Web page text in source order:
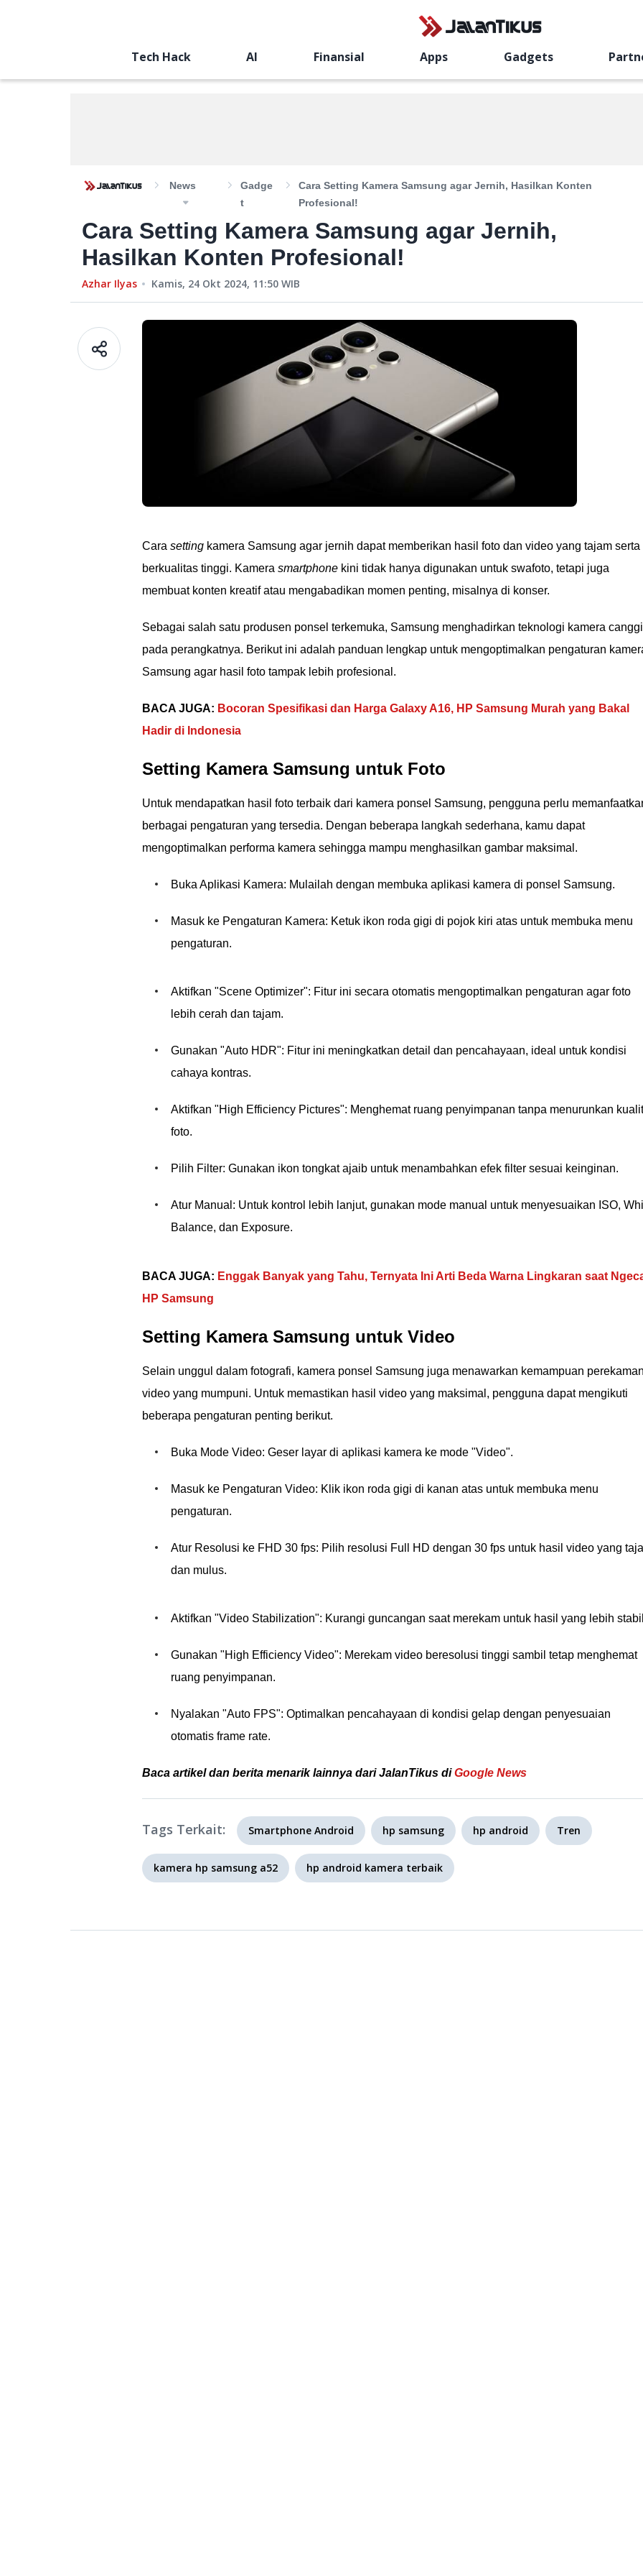
Tech Hack AI Finansial Apps Gadgets
News
Gadge
T
Cara Setting Kamera Samsung agar Jernih, Hasilkan Konten
Profesional!
Cara Setting Kamera Samsung agar Jernih,
Hasilkan Konten Profesional!
Azhar Ilyas Kamis, 24 Okt 2024, 11:50 WIB
Cara setting kamera Samsung agar jernih dapat memberikan hasil foto dan video yang tajam serta
berkualitas tinggi. Kamera smartphone kini tidak hanya digunakan untuk swafoto, tetapi juga
membuat konten kreatif atau mengabadikan momen penting, misalnya di konser.
Sebagai salah satu produsen ponsel terkemuka, Samsung menghadirkan teknologi kamera
pada perangkatnya. Berikut ini adalah panduan lengkap untuk mengoptimalkan pengaturan
Samsung agar hasil foto tampak lebih profesional.
BACA JUGA: Bocoran Spesifikasi dan Harga Galaxy A16, HP Samsung Murah yang Bakal
Hadir di Indonesia
Setting Kamera Samsung untuk Foto
Untuk mendapatkan hasil foto terbaik dari kamera ponsel Samsung, pengguna perlu
berbagai pengaturan yang tersedia. Dengan beberapa langkah sederhana, kamu dapat
mengoptimalkan performa kamera sehingga mampu menghasilkan gambar maksimal.
Buka Aplikasi Kamera: Mulailah dengan membuka aplikasi kamera di ponsel Samsung.
Masuk ke Pengaturan Kamera: Ketuk ikon roda gigi di pojok kiri atas untuk membuka menu
pengaturan.
Aktifkan "Scene Optimizer": Fitur ini secara otomatis mengoptimalkan pengaturan agar foto
lebih cerah dan tajam.
Gunakan "Auto HDR": Fitur ini meningkatkan detail dan pencahayaan, ideal untuk kondisi
cahaya kontras.
Aktifkan "High Efficiency Pictures": Menghemat ruang penyimpanan tanpa menurunkan
foto.
Pilih Filter: Gunakan ikon tongkat ajaib untuk menambahkan efek filter sesuai keinginan.
Atur Manual: Untuk kontrol lebih lanjut, gunakan mode manual untuk menyesuaikan ISO,
Balance, dan Exposure.
BACA JUGA: Enggak Banyak yang Tahu, Ternyata Ini Arti Beda Warna Lingkaran saat
HP Samsung
Setting Kamera Samsung untuk Video
Selain unggul dalam fotografi, kamera ponsel Samsung juga menawarkan kemampuan
video yang mumpuni. Untuk memastikan hasil video yang maksimal, pengguna dapat mengikuti
beberapa pengaturan penting berikut.
Buka Mode Video: Geser layar di aplikasi kamera ke mode "Video".
Masuk ke Pengaturan Video: Klik ikon roda gigi di kanan atas untuk membuka menu
pengaturan.
Atur Resolusi ke FHD 30 fps: Pilih resolusi Full HD dengan 30 fps untuk hasil video yang
dan mulus.
Aktifkan "Video Stabilization": Kurangi guncangan saat merekam untuk hasil yang lebih
Gunakan "High Efficiency Video": Merekam video beresolusi tinggi sambil tetap menghemat
ruang penyimpanan.
Nyalakan "Auto FPS": Optimalkan pencahayaan di kondisi gelap dengan penyesuaian
otomatis frame rate.
Baca artikel dan berita menarik lainnya dari JalanTikus diGoogle News
Tags Terkait: Smartphone Android hp samsung hp android Tren
kamera hp samsung a52 hp android kamera terbaik